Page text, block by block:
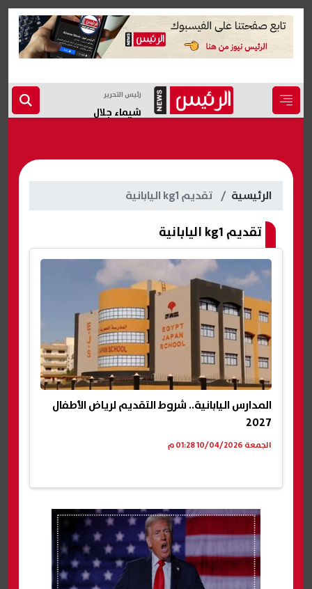
رئيس التحرير
شيماء جلال
الرئيسية تقديم kg1 اليابانية
تقديم kg1 اليابانية
المدارس اليابانية.. شروط التقديم لرياض الأطفال
2027
الجمعة 10/04/2026 01:28 م